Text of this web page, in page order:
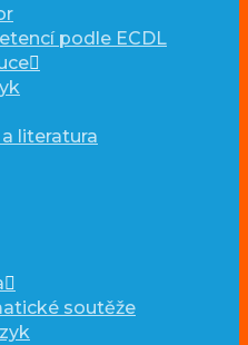
podle ECDL
literatura
soutěže